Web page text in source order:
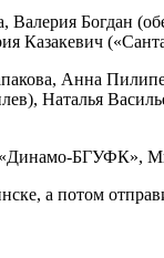
Валерия Богдан
Казакевич
Анна
Наталья
БГУФК»,
а потом